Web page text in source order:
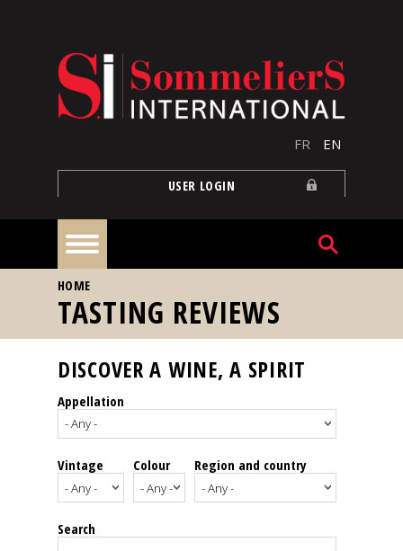
FR EN
USER LOGIN
Home
Our
events
Spirits
Tasting
reviews
YOU ARE HERE
HOME
TASTING REVIEWS
DISCOVER A WINE, A SPIRIT
Appellation
Vintage Colour Region and country
Search